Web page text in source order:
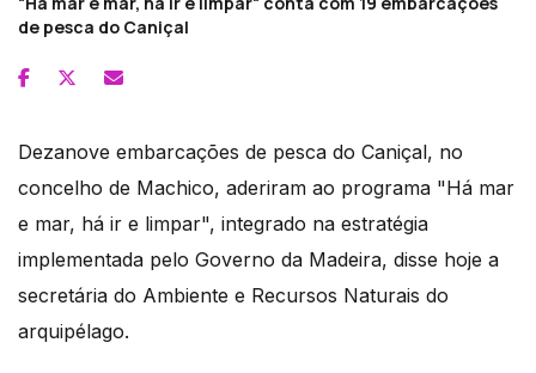
de pesca do Caniçal
Dezanove embarcações de pesca do Caniçal, no
concelho de Machico, aderiram ao programa "Há mar
e mar, há ir e limpar", integrado na estratégia
implementada pelo Governo da Madeira, disse hoje a
secretária do Ambiente e Recursos Naturais do
arquipélago.